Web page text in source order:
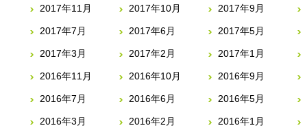
2017年11月 2017年10月 2017年9月
2017年7月 2017年6月 2017年5月
2017年3月 2017年2月 2017年1月
2016年11月 2016年10月 2016年9月
2016年7月 2016年6月 2016年5月
2016年3月 2016年2月 2016年1月